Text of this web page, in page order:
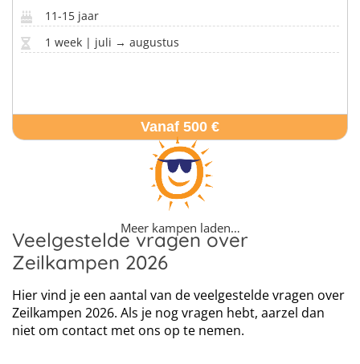
11-15 jaar
1 week | juli → augustus
Vanaf 500 €
Meer kampen laden…
Veelgestelde vragen over
Zeilkampen 2026
Hier vind je een aantal van de veelgestelde vragen over
Zeilkampen 2026. Als je nog vragen hebt, aarzel dan
niet om contact met ons op te nemen.